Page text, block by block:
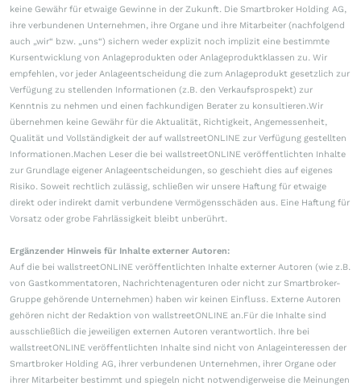
keine Gewähr für etwaige Gewinne in der Zukunft. Die Smartbroker Holding AG,
ihre verbundenen Unternehmen, ihre Organe und ihre Mitarbeiter (nachfolgend
auch „wir“ bzw. „uns“) sichern weder explizit noch implizit eine bestimmte
Kursentwicklung von Anlageprodukten oder Anlageproduktklassen zu. Wir
empfehlen, vor jeder Anlageentscheidung die zum Anlageprodukt gesetzlich zur
Verfügung zu stellenden Informationen (z.B. den Verkaufsprospekt) zur
Kenntnis zu nehmen und einen fachkundigen Berater zu konsultieren.Wir
übernehmen keine Gewähr für die Aktualität, Richtigkeit, Angemessenheit,
Qualität und Vollständigkeit der auf wallstreetONLINE zur Verfügung gestellten
Informationen.Machen Leser die bei wallstreetONLINE veröffentlichten Inhalte
zur Grundlage eigener Anlageentscheidungen, so geschieht dies auf eigenes
Risiko. Soweit rechtlich zulässig, schließen wir unsere Haftung für etwaige
direkt oder indirekt damit verbundene Vermögensschäden aus. Eine Haftung für
Vorsatz oder grobe Fahrlässigkeit bleibt unberührt.
Ergänzender Hinweis für Inhalte externer Autoren:
Auf die bei wallstreetONLINE veröffentlichten Inhalte externer Autoren (wie z.B.
von Gastkommentatoren, Nachrichtenagenturen oder nicht zur Smartbroker-
Gruppe gehörende Unternehmen) haben wir keinen Einfluss. Externe Autoren
gehören nicht der Redaktion von wallstreetONLINE an.Für die Inhalte sind
ausschließlich die jeweiligen externen Autoren verantwortlich. Ihre bei
wallstreetONLINE veröffentlichten Inhalte sind nicht von Anlageinteressen der
Smartbroker Holding AG, ihrer verbundenen Unternehmen, ihrer Organe oder
ihrer Mitarbeiter bestimmt und spiegeln nicht notwendigerweise die Meinungen